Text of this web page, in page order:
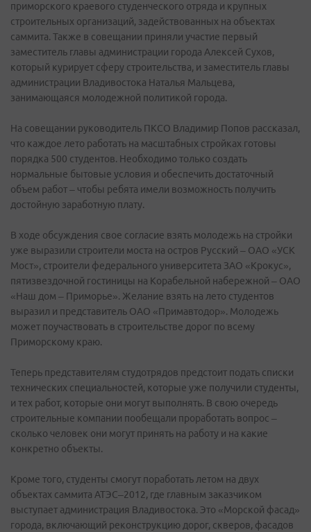
приморского краевого студенческого отряда и крупных
строительных организаций, задействованных на объектах
саммита. Также в совещании приняли участие первый
заместитель главы администрации города Алексей Сухов,
который курирует сферу строительства, и заместитель главы
администрации Владивостока Наталья Мальцева,
занимающаяся молодежной политикой города.
На совещании руководитель ПКСО Владимир Попов рассказал,
что каждое лето работать на масштабных стройках готовы
порядка 500 студентов. Необходимо только создать
нормальные бытовые условия и обеспечить достаточный
объем работ – чтобы ребята имели возможность получить
достойную заработную плату.
В ходе обсуждения свое согласие взять молодежь на стройки
уже выразили строители моста на остров Русский – ОАО «УСК
Мост», строители федерального университета ЗАО «Крокус»,
пятизвездочной гостиницы на Корабельной набережной – ОАО
«Наш дом – Приморье». Желание взять на лето студентов
выразил и представитель ОАО «Примавтодор». Молодежь
может поучаствовать в строительстве дорог по всему
Приморскому краю.
Теперь представителям студотрядов предстоит подать списки
технических специальностей, которые уже получили студенты,
и тех работ, которые они могут выполнять. В свою очередь
строительные компании пообещали проработать вопрос –
сколько человек они могут принять на работу и на какие
конкретно объекты.
Кроме того, студенты смогут поработать летом на двух
объектах саммита АТЭС–2012, где главным заказчиком
выступает администрация Владивостока. Это «Морской фасад»
города, включающий реконструкцию дорог, скверов, фасадов